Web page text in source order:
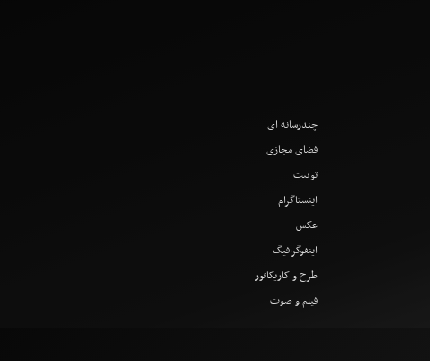
چندرسانه ای
فضای مجازی
توییت
اینستاگرام
عکس
اینفوگرافیگ
طرح و کاریکاتور
فیلم و صوت